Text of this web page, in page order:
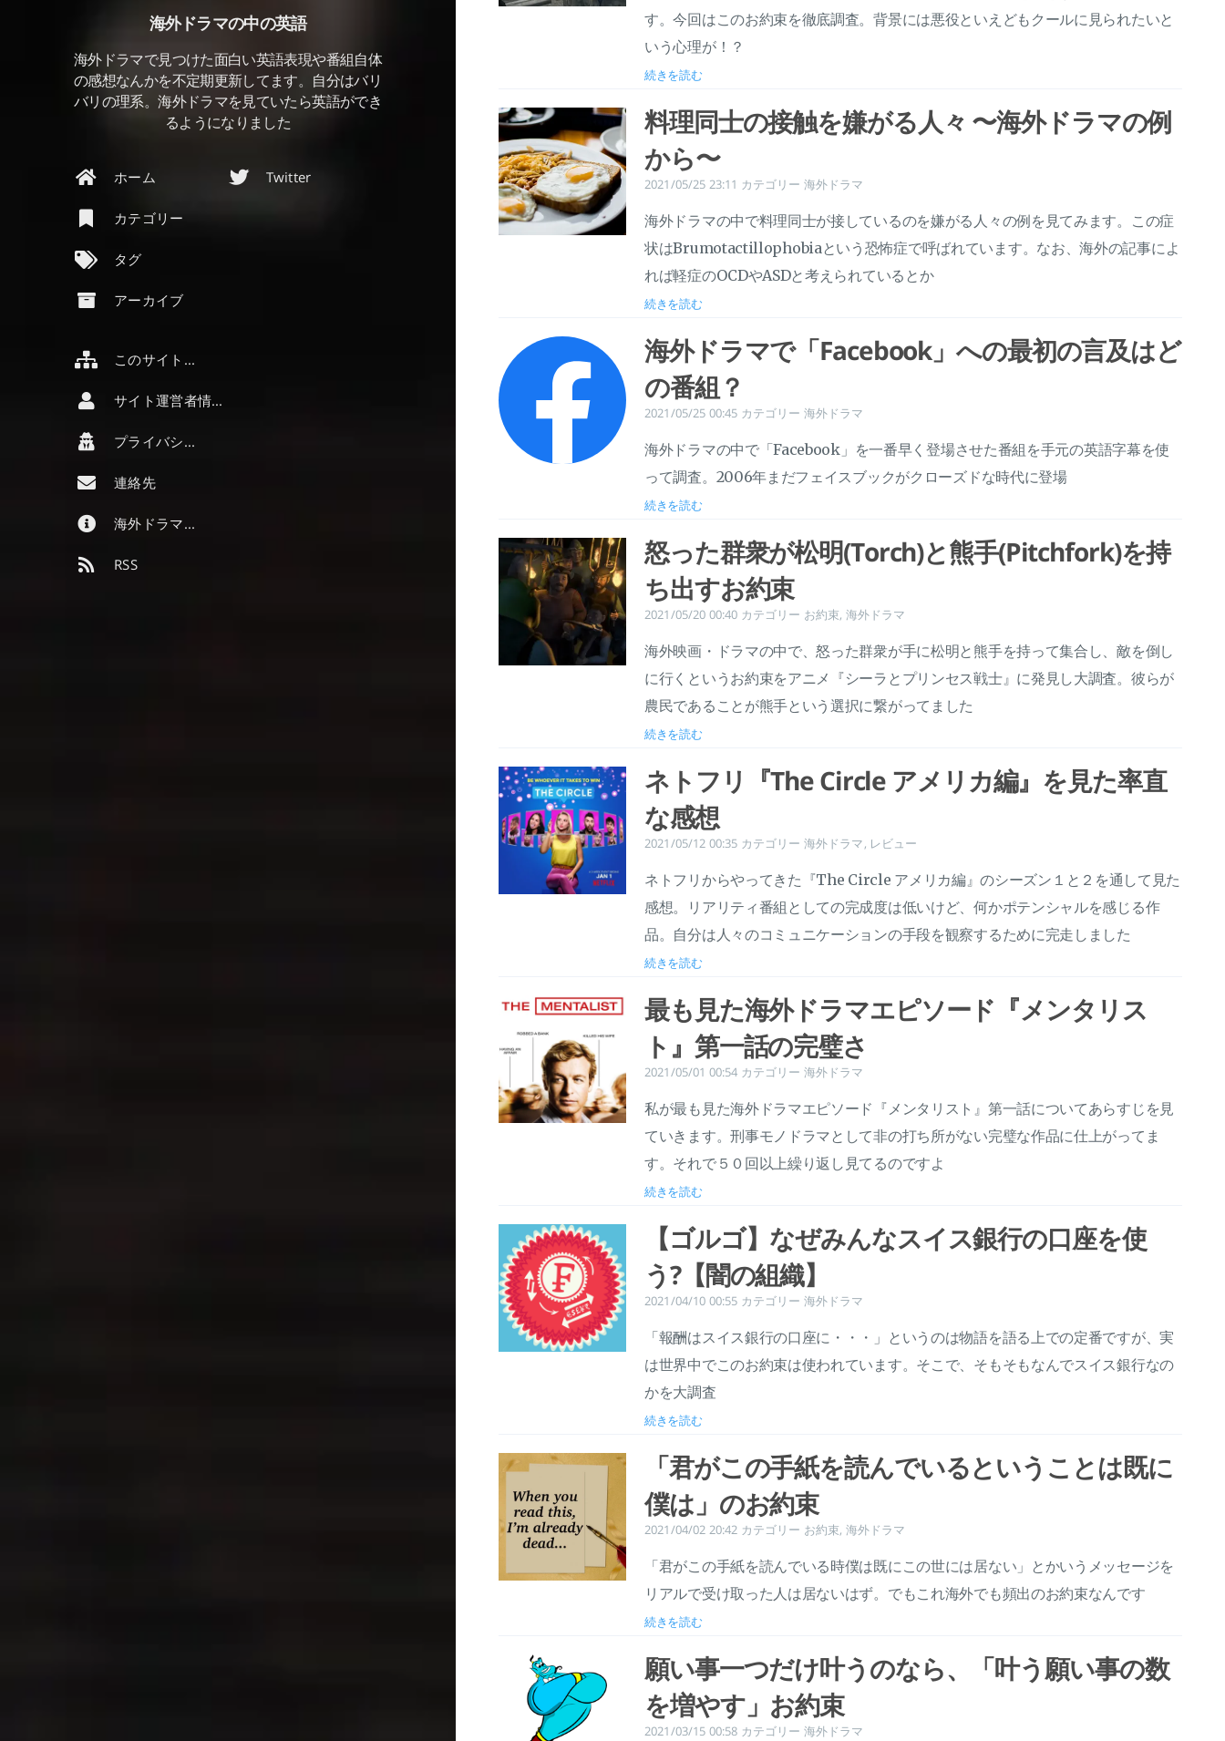
海外ドラマの中の英語
海外ドラマで見つけた面白い英語表現や番組自体
の感想なんかを不定期更新してます。自分はバリ
バリの理系。海外ドラマを見ていたら英語ができ
るようになりました
ホーム
カテゴリー
タグ
アーカイブ
Twitter
このサイトについて
サイト運営者情報
プライバシーポリシー
連絡先
海外ドラマ勉強ヒント
RSS
す。今回はこのお約束を徹底調査。背景には悪役といえどもクールに見られたいと
いう心理が！？
続きを読む
料理同士の接触を嫌がる人々 〜海外ドラマの例
から〜
2021/05/25 23:11 カテゴリー 海外ドラマ
海外ドラマの中で料理同士が接しているのを嫌がる人々の例を見てみます。この症
状はBrumotactillophobiaという恐怖症で呼ばれています。なお、海外の記事によ
れば軽症のOCDやASDと考えられているとか
続きを読む
海外ドラマで「Facebook」への最初の言及はど
の番組？
2021/05/25 00:45 カテゴリー 海外ドラマ
海外ドラマの中で「Facebook」を一番早く登場させた番組を手元の英語字幕を使
って調査。2006年まだフェイスブックがクローズドな時代に登場
続きを読む
怒った群衆が松明(Torch)と熊手(Pitchfork)を持
ち出すお約束
2021/05/20 00:40 カテゴリー お約束, 海外ドラマ
海外映画・ドラマの中で、怒った群衆が手に松明と熊手を持って集合し、敵を倒し
に行くというお約束をアニメ『シーラとプリンセス戦士』に発見し大調査。彼らが
農民であることが熊手という選択に繋がってました
続きを読む
ネトフリ『The Circle アメリカ編』を見た率直
な感想
2021/05/12 00:35 カテゴリー 海外ドラマ, レビュー
ネトフリからやってきた『The Circle アメリカ編』のシーズン１と２を通して見た
感想。リアリティ番組としての完成度は低いけど、何かポテンシャルを感じる作
品。自分は人々のコミュニケーションの手段を観察するために完走しました
続きを読む
最も見た海外ドラマエピソード『メンタリス
ト』第一話の完璧さ
2021/05/01 00:54 カテゴリー 海外ドラマ
私が最も見た海外ドラマエピソード『メンタリスト』第一話についてあらすじを見
ていきます。刑事モノドラマとして非の打ち所がない完璧な作品に仕上がってま
す。それで５０回以上繰り返し見てるのですよ
続きを読む
【ゴルゴ】なぜみんなスイス銀行の口座を使
う?【闇の組織】
2021/04/10 00:55 カテゴリー 海外ドラマ
「報酬はスイス銀行の口座に・・・」というのは物語を語る上での定番ですが、実
は世界中でこのお約束は使われています。そこで、そもそもなんでスイス銀行なの
かを大調査
続きを読む
「君がこの手紙を読んでいるということは既に
僕は」のお約束
2021/04/02 20:42 カテゴリー お約束, 海外ドラマ
「君がこの手紙を読んでいる時僕は既にこの世には居ない」とかいうメッセージを
リアルで受け取った人は居ないはず。でもこれ海外でも頻出のお約束なんです
続きを読む
願い事一つだけ叶うのなら、「叶う願い事の数
を増やす」お約束
2021/03/15 00:58 カテゴリー 海外ドラマ